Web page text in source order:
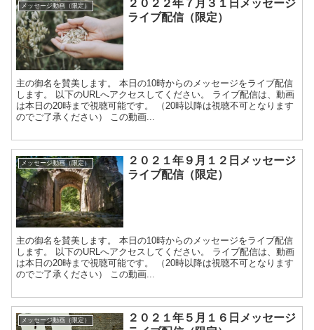
メッセージ動画（限定）
２０２２年７月３１日メッセージ
ライブ配信（限定）
主の御名を賛美します。 本日の10時からのメッセージをライブ配信
します。 以下のURLへアクセスしてください。 ライブ配信は、動画
は本日の20時まで視聴可能です。 （20時以降は視聴不可となります
のでご了承ください） この動画...
メッセージ動画（限定）
２０２１年９月１２日メッセージ
ライブ配信（限定）
主の御名を賛美します。 本日の10時からのメッセージをライブ配信
します。 以下のURLへアクセスしてください。 ライブ配信は、動画
は本日の20時まで視聴可能です。 （20時以降は視聴不可となります
のでご了承ください） この動画...
メッセージ動画（限定）
２０２１年５月１６日メッセージ